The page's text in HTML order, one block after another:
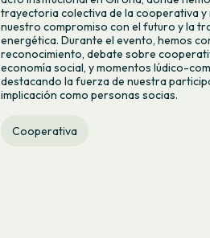
trayectoria colectiva de la cooperativa
nuestro compromiso con el futuro y la
energética. Durante el evento, hemos
reconocimiento, debate sobre
economía social, y momentos lúdico-
destacando la fuerza de nuestra
implicación como personas socias.
Cooperativa